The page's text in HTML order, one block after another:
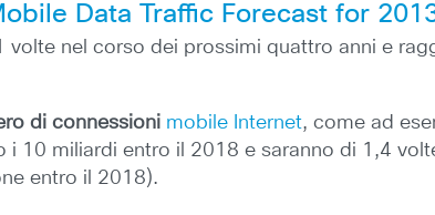
Data Traffic Forecast for
nel corso dei prossimi quattro anni e
di connessioni mobile Internet, come ad
10 miliardi entro il 2018 e saranno di 1,4
entro il 2018).